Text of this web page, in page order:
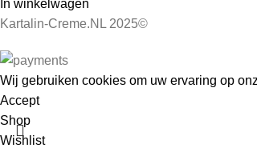
In winkelwagen
Kartalin-Creme.NL 2025©
Wij gebruiken cookies om uw ervaring op
Accept
Shop
Wishlist